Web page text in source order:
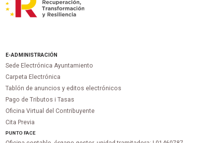
E-ADMINISTRACIÓN
Sede Electrónica Ayuntamiento
Carpeta Electrónica
Tablón de anuncios y editos electrónicos
Pago de Tributos i Tasas
Oficina Virtual del Contribuyente
Cita Previa
PUNTOFACE